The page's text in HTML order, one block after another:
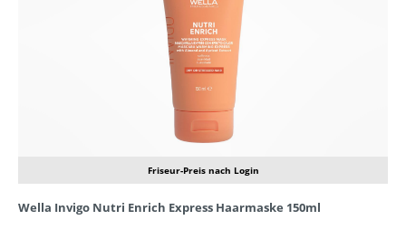
Friseur-Preis nach Login
Wella Invigo Nutri Enrich Express Haarmaske 150ml